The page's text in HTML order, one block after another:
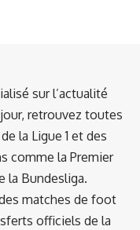
sur l’actualité
retrouvez toutes
la Ligue 1 et des
comme la Premier
la Bundesliga.
matches de foot
officiels de la